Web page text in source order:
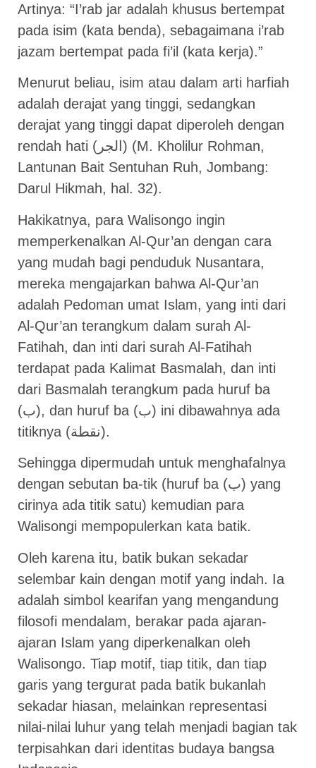
Artinya: “I’rab jar adalah khusus bertempat
pada isim (kata benda), sebagaimana i’rab
jazam bertempat pada fi’il (kata kerja).”
Menurut beliau, isim atau dalam arti harfiah
adalah derajat yang tinggi, sedangkan
derajat yang tinggi dapat diperoleh dengan
rendah hati (الجر) (M. Kholilur Rohman,
Lantunan Bait Sentuhan Ruh, Jombang:
Darul Hikmah, hal. 32).
Hakikatnya, para Walisongo ingin
memperkenalkan Al-Qur’an dengan cara
yang mudah bagi penduduk Nusantara,
mereka mengajarkan bahwa Al-Qur’an
adalah Pedoman umat Islam, yang inti dari
Al-Qur’an terangkum dalam surah Al-
Fatihah, dan inti dari surah Al-Fatihah
terdapat pada Kalimat Basmalah, dan inti
dari Basmalah terangkum pada huruf ba
(ب), dan huruf ba (ب) ini dibawahnya ada
titiknya (نقطة).
Sehingga dipermudah untuk menghafalnya
dengan sebutan ba-tik (huruf ba (ب) yang
cirinya ada titik satu) kemudian para
Walisongi mempopulerkan kata batik.
Oleh karena itu, batik bukan sekadar
selembar kain dengan motif yang indah. Ia
adalah simbol kearifan yang mengandung
filosofi mendalam, berakar pada ajaran-
ajaran Islam yang diperkenalkan oleh
Walisongo. Tiap motif, tiap titik, dan tiap
garis yang tergurat pada batik bukanlah
sekadar hiasan, melainkan representasi
nilai-nilai luhur yang telah menjadi bagian tak
terpisahkan dari identitas budaya bangsa